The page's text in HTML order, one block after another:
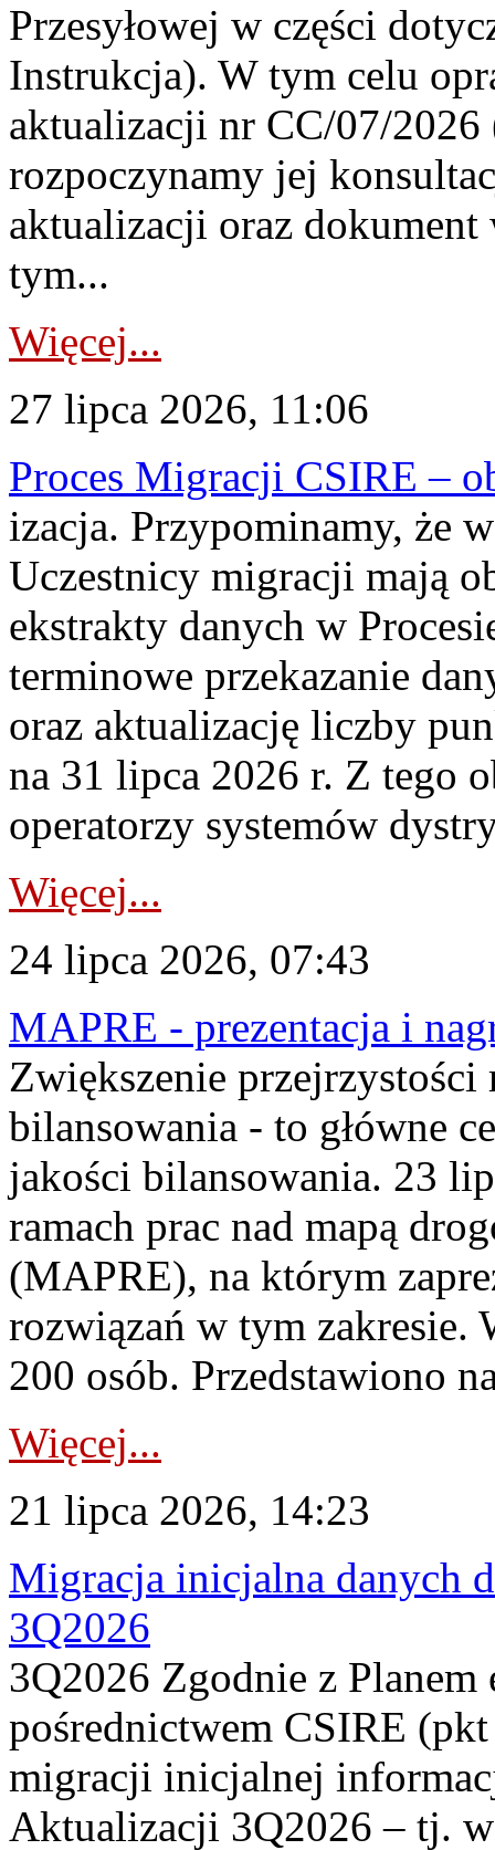
Przesyłowej w części
Instrukcja). W tym celu
aktualizacji nr CC/07/
rozpoczynamy jej
aktualizacji oraz
tym...
Więcej...
27 lipca 2026, 11:06
Proces Migracji CSIRE –
izacja. Przypominamy, że
Uczestnicy migracji mają
ekstrakty danych w
terminowe przekazanie
oraz aktualizację liczby
na 31 lipca 2026 r. Z tego
operatorzy systemów
Więcej...
24 lipca 2026, 07:43
MAPRE - prezentacja i
Zwiększenie
bilansowania - to główne
jakości bilansowania. 23
ramach prac nad mapą
(MAPRE), na którym
rozwiązań w tym zakresie.
200 osób. Przedstawiono
Więcej...
21 lipca 2026, 14:23
Migracja inicjalna danych
3Q2026
3Q2026 Zgodnie z
pośrednictwem CSIRE
migracji inicjalnej
Aktualizacji 3Q2026 – tj.